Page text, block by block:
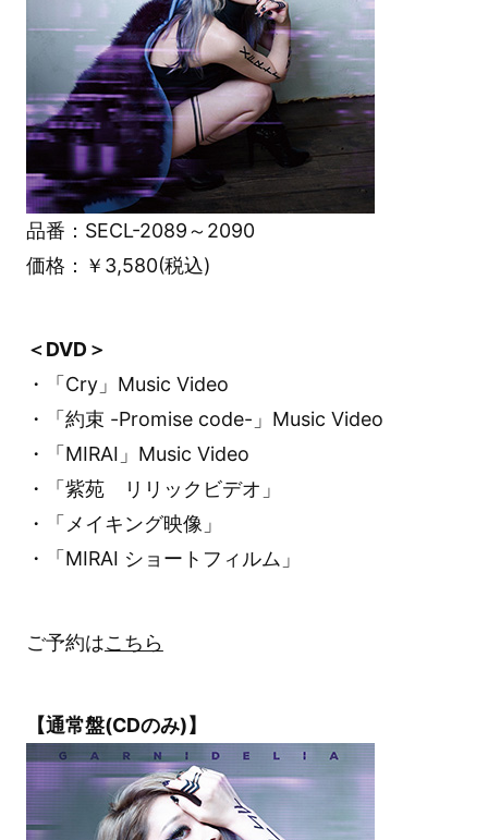
品番：SECL-2089～2090
価格：￥3,580(税込)
＜DVD＞
・「Cry」Music Video
・「約束 -Promise code-」Music Video
・「MIRAI」Music Video
・「紫苑 リリックビデオ」
・「メイキング映像」
・「MIRAI ショートフィルム」
ご予約はこちら
【通常盤(CDのみ)】